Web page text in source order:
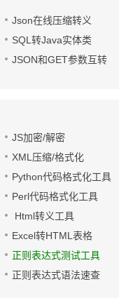
Json在线压缩转义
SQL转Java实体类
JSON和GET参数互转
JS加密/解密
XML压缩/格式化
Python代码格式化工具
Perl代码格式化工具
Html转义工具
Excel转HTML表格
正则表达式测试工具
正则表达式语法速查